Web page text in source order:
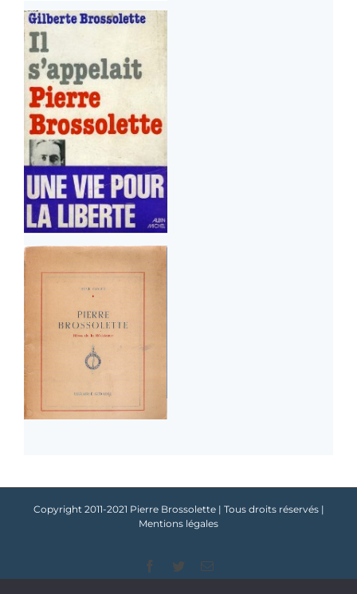
Copyright 2011-2021 Pierre Brossolette | Tous droits réservés |
Mentions légales
Facebook
TwitterEmail